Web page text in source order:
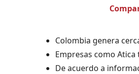
Colombia genera
Empresas como
De acuerdo a